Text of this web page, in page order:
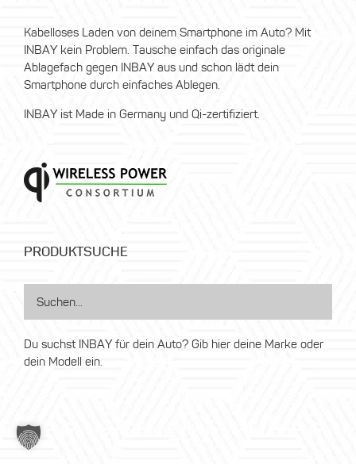
Kabelloses Laden von deinem Smartphone im Auto? Mit
INBAY kein Problem. Tausche einfach das originale
Ablagefach gegen INBAY aus und schon lädt dein
Smartphone durch einfaches Ablegen.
INBAY ist Made in Germany und Qi-zertifiziert.
PRODUKTSUCHE
Du suchst INBAY für dein Auto? Gib hier deine Marke oder
dein Modell ein.